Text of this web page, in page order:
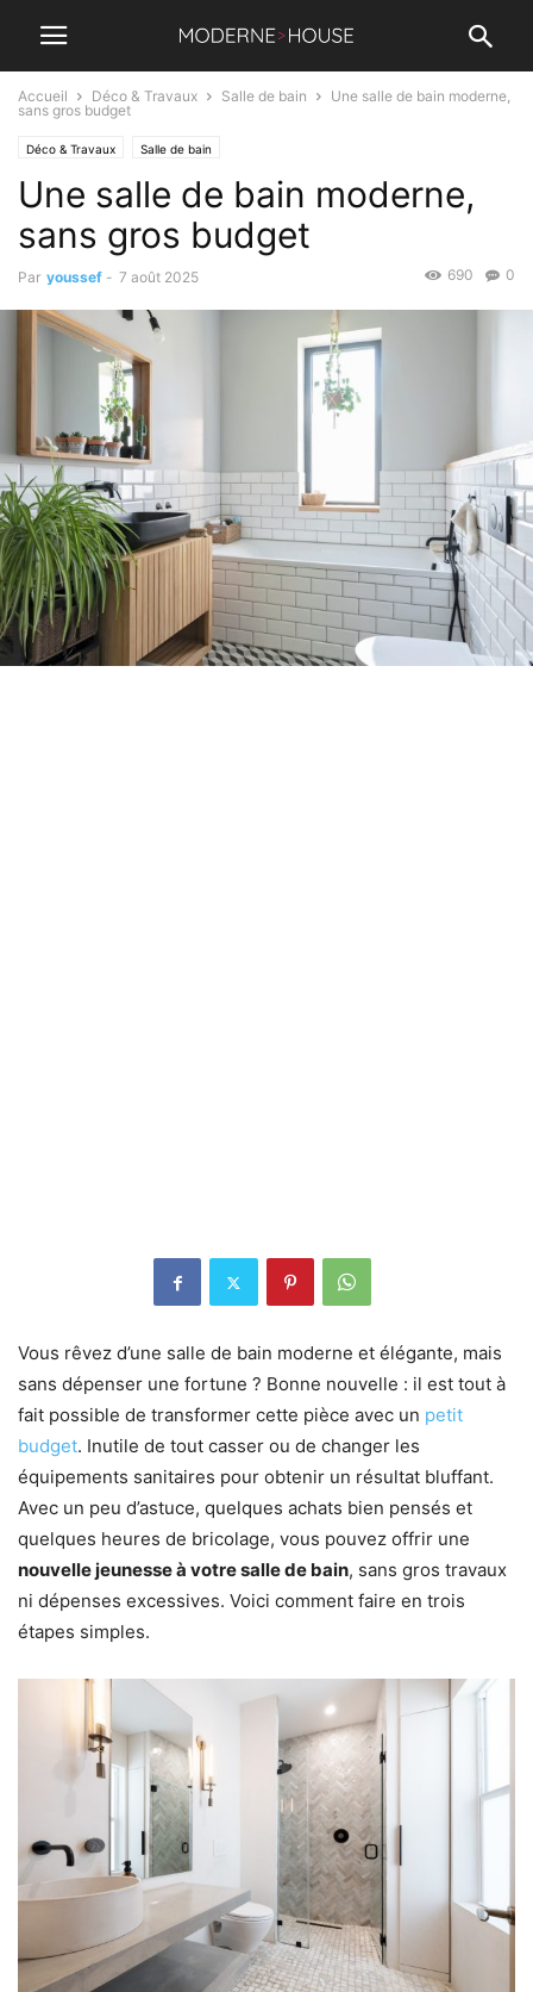
Accueil Déco & Travaux Salle de bain
Une salle de bain moderne,
sans gros budget
Déco & Travaux Salle de bain
Une salle de bain moderne,
sans gros budget
Par youssef - 7 août 2025 0
690
Vous rêvez d’une salle de bain moderne et élégante, mais
sans dépenser une fortune ? Bonne nouvelle : il est tout à
fait possible de transformer cette pièce avec un petit
budget. Inutile de tout casser ou de changer les
équipements sanitaires pour obtenir un résultat bluffant.
Avec un peu d’astuce, quelques achats bien pensés et
quelques heures de bricolage, vous pouvez offrir une
nouvelle jeunesse à votre salle de bain, sans gros travaux
ni dépenses excessives. Voici comment faire en trois
étapes simples.